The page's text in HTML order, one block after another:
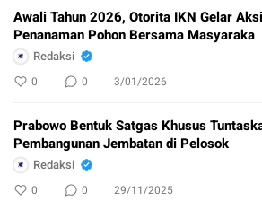
Awali Tahun 2026, Otorita IKN Gelar Aksi
Penanaman Pohon Bersama Masyaraka
Redaksi
0 0 3/01/2026
Prabowo Bentuk Satgas Khusus
Pembangunan Jembatan di Pelosok
Redaksi
0 0 29/11/2025